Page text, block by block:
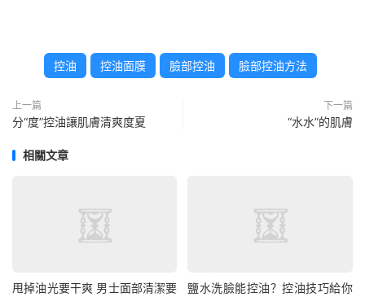
控油 控油面膜 臉部控油 臉部控油方法
上一篇
分“度”控油讓肌膚清爽度夏
下一篇
“水水”的肌膚
相關文章
甩掉油光要干爽 男士面部清潔要
鹽水洗臉能控油？控油技巧給你